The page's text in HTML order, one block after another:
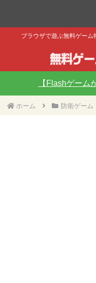
ブラウザで遊ぶ無料ゲー
【Flashゲーム
ホーム 防衛ゲーム